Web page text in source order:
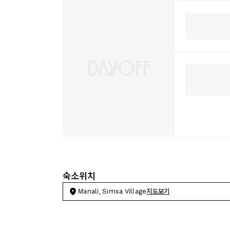
숙소위치
Manali, Simsa Village지도보기